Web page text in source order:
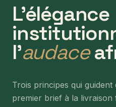
L'élégance
l'audace
Trois principes qui
premier brief à la livraison